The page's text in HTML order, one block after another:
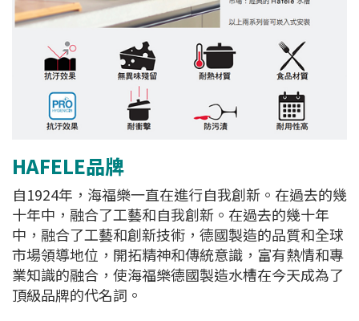
HAFELE品牌
自1924年，海福樂一直在進行自我創新。在過去的幾
十年中，融合了工藝和自我創新。在過去的幾十年
中，融合了工藝和創新技術，德國製造的品質和全球
市場領導地位，開拓精神和傳統意識，富有熱情和專
業知識的融合，使海福樂德國製造水槽在今天成為了
頂級品牌的代名詞。